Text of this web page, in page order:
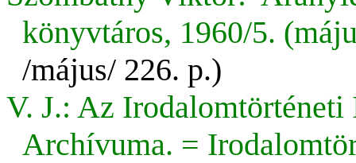
könyvtáros, 1960/5.
/május/ 226. p.)
V. J.: Az
Archívuma. =